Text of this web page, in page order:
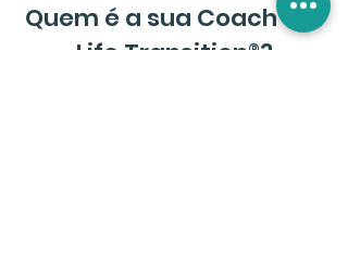
Quem é a sua Coach em
Life Transition®?